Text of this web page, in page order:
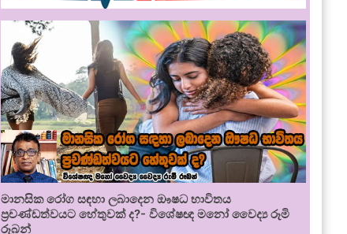
මානසික රෝග සඳහා ලබාදෙන ඖෂධ භාවිතය
ප්‍රචණ්ඩත්වයට හේතුවක් ද?- විශේෂඥ මනෝ වෛද්‍ය රූමි
රූබන්